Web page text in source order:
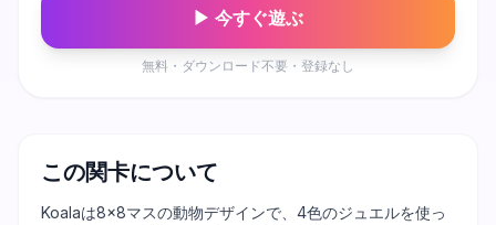
▶ 今すぐ遊ぶ
無料・ダウンロード不要・登録なし
この関卡について
Koalaは8×8マスの動物デザインで、4色のジュエルを使っ